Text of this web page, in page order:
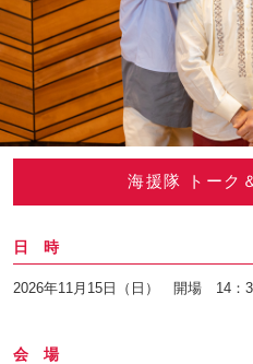
海援隊 トーク
日 時
2026年11月15日（日） 開場 14：
会 場